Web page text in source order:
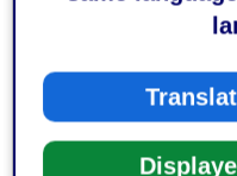
〒
清水保
〒
蒲原保健